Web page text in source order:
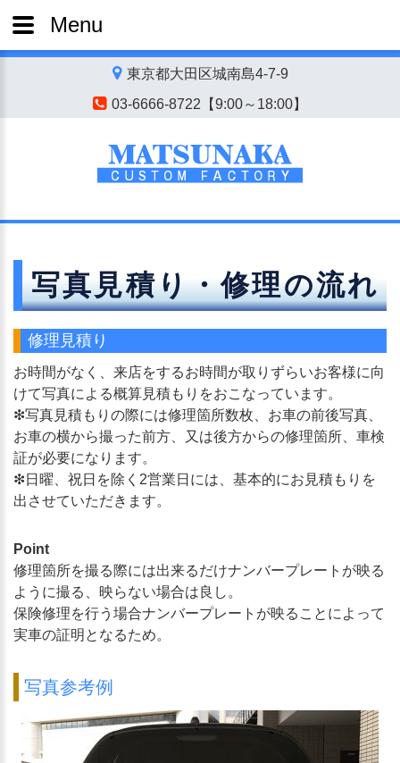
東京都大田区城南島4-7-9
03-6666-8722【9:00～18:00】
写真見積り・修理の流れ
修理見積り
お時間がなく、来店をするお時間が取りずらいお客様に向
けて写真による概算見積もりをおこなっています。
❇︎写真見積もりの際には修理箇所数枚、お車の前後写真、
お車の横から撮った前方、又は後方からの修理箇所、車検
証が必要になります。
❇︎日曜、祝日を除く2営業日には、基本的にお見積もりを
出させていただきます。
Point
修理箇所を撮る際には出来るだけナンバープレートが映る
ように撮る、映らない場合は良し。
保険修理を行う場合ナンバープレートが映ることによって
実車の証明となるため。
写真参考例
Menu